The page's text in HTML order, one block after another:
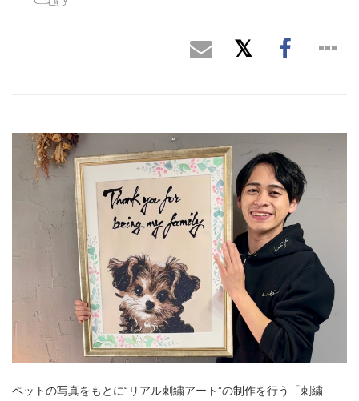
ペットの写真をもとに“リアル刺繍アート”の制作を行う「刺繍